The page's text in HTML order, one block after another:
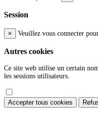
Session
× Veuillez vous connecter
Autres cookies
Ce site web utilise un certain
les sessions utilisateurs.
Accepter tous cookies